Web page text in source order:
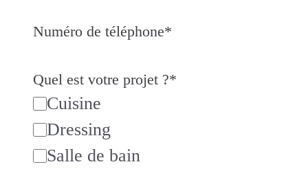
Numéro de téléphone*
Quel est votre projet ?*
Cuisine
Dressing
Salle de bain